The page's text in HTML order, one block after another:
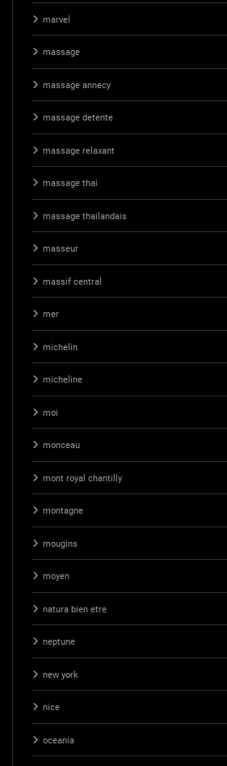
marvel
massage
massage annecy
massage detente
massage relaxant
massage thai
massage thailandais
masseur
massif central
mer
michelin
micheline
moi
monceau
mont royal chantilly
montagne
mougins
moyen
natura bien etre
neptune
new york
nice
oceania